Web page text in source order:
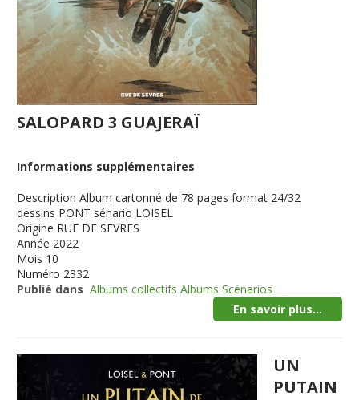
SALOPARD 3 GUAJERAÏ
Informations supplémentaires
Description Album cartonné de 78 pages format 24/32
dessins PONT sénario LOISEL
Origine RUE DE SEVRES
Année 2022
Mois 10
Numéro 2332
Publié dans Albums collectifs Albums Scénarios
En savoir plus...
UN
PUTAIN